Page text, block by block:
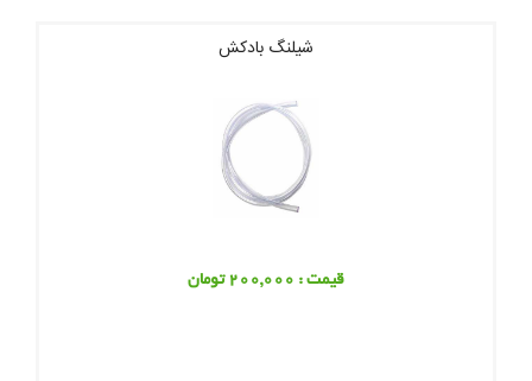
شیلنگ بادکش
قیمت : 200,000 تومان